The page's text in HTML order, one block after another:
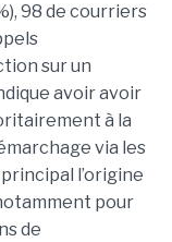
98 de courriers
sur un
avoir avoir
à la
via les
l’origine
pour
de